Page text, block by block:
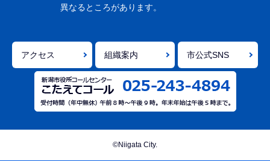
で
異なるところがあります。
アクセス 組織案内 市公式SNS
©Niigata City.